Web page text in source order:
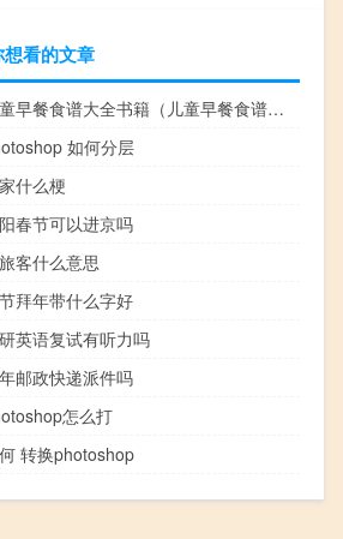
看的文章
儿童早餐食谱大全书籍（儿童早餐食谱大全做法）
如何分层
什么梗
春节可以进京吗
客什么意思
拜年带什么字好
英语复试有听力吗
邮政快递派件吗
怎么打
转换photoshop